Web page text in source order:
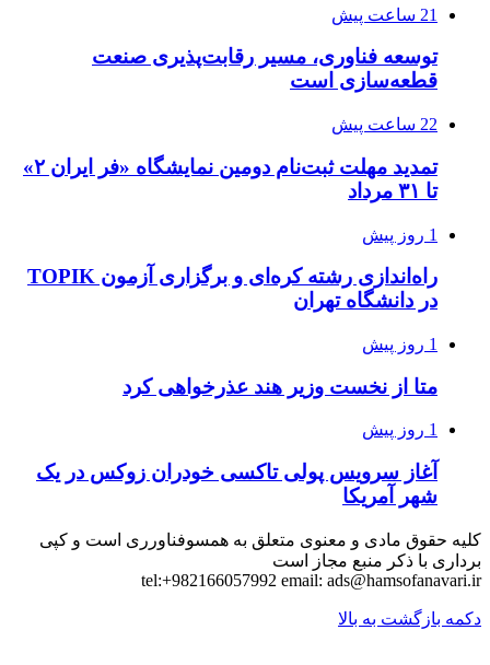
21 ساعت پیش
توسعه فناوری، مسیر رقابت‌پذیری صنعت
قطعه‌سازی است
22 ساعت پیش
تمدید مهلت ثبت‌نام دومین نمایشگاه «فر ایران ۲»
تا ۳۱ مرداد
1 روز پیش
راه‌اندازی رشته کره‌ای و برگزاری آزمون TOPIK
در دانشگاه تهران
1 روز پیش
متا از نخست وزیر هند عذرخواهی کرد
1 روز پیش
آغاز سرویس پولی تاکسی خودران زوکس در یک
شهر آمریکا
کلیه حقوق مادی و معنوی متعلق به همسوفناورری است و کپی
برداری با ذکر منبع مجاز است
tel:+982166057992 email: ads@hamsofanavari.ir
دکمه بازگشت به بالا